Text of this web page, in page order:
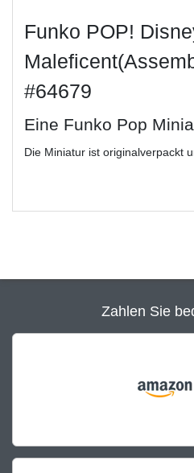
Funko POP!
#64679
Eine Funko Pop
Die Miniatur ist originalverpackt
Zahlen Sie